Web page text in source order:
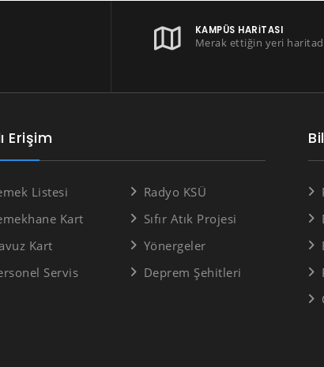
KAMPÜS HARITASI
Merak ettiğin yeri
Erişim
Listesi
Kart
Kart
Servis
Radyo KSÜ
Sıfır Atık Projesi
Yönergeler
Deprem Şehitleri